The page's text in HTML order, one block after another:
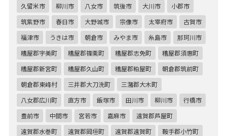
久留米市
柳川市 八女市 筑後市 大川市
小郡市
筑紫野市
春日市 大野城市 宗像市 太宰府市
古賀市
福津市
うきは市 朝倉市 みやま市 糸島市
那珂川市
糟屋郡宇美町
糟屋郡篠栗町 糟屋郡志免町
糟屋郡須惠町
糟屋郡新宮町
糟屋郡久山町 糟屋郡粕屋町
朝倉郡筑前町
朝倉郡東峰村
三井郡大刀洗町
三潴郡大木町
八女郡広川町
直方市 飯塚市 田川市 柳川市
行橋市
豊前市
中間市 宮若市 嘉麻市
遠賀郡芦屋町
遠賀郡水巻町
遠賀郡岡垣町 遠賀郡遠賀町
鞍手郡小竹町